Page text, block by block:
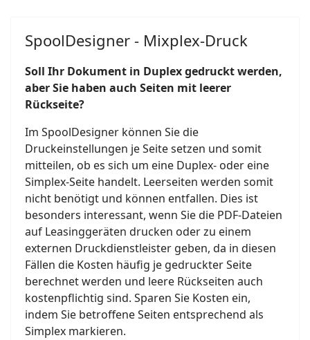
SpoolDesigner - Mixplex-Druck
Soll Ihr Dokument in Duplex gedruckt werden,
aber Sie haben auch Seiten mit leerer
Rückseite?
Im SpoolDesigner können Sie die
Druckeinstellungen je Seite setzen und somit
mitteilen, ob es sich um eine Duplex- oder eine
Simplex-Seite handelt. Leerseiten werden somit
nicht benötigt und können entfallen. Dies ist
besonders interessant, wenn Sie die PDF-Dateien
auf Leasinggeräten drucken oder zu einem
externen Druckdienstleister geben, da in diesen
Fällen die Kosten häufig je gedruckter Seite
berechnet werden und leere Rückseiten auch
kostenpflichtig sind. Sparen Sie Kosten ein,
indem Sie betroffene Seiten entsprechend als
Simplex markieren.